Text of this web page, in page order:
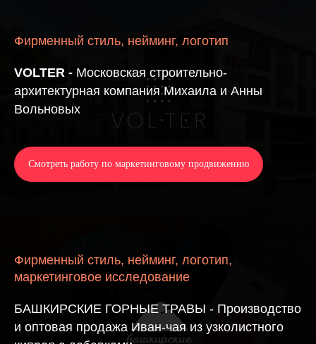
Фирменный стиль, нейминг, логотип
VOLTER - Московская строительно-
архитектурная компания Михаила и Анны
Вольновых
Смотреть работу по маркетинговому продвижению
Фирменный стиль, нейминг, логотип,
маркетинговое исследование
БАШКИРСКИЕ ГОРНЫЕ ТРАВЫ - Производство
и оптовая продажа Иван-чая из узколистного